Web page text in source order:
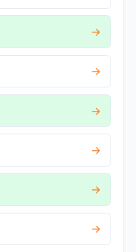
→
→
→
→
→
→